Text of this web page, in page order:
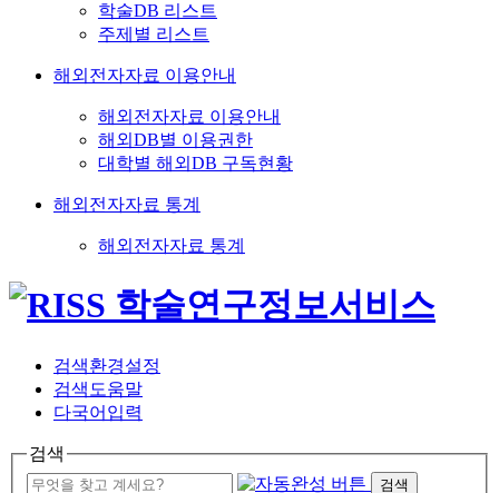
학술DB 리스트
주제별 리스트
해외전자자료 이용안내
해외전자자료 이용안내
해외DB별 이용권한
대학별 해외DB 구독현황
해외전자자료 통계
해외전자자료 통계
검색환경설정
검색도움말
다국어입력
검색
검색